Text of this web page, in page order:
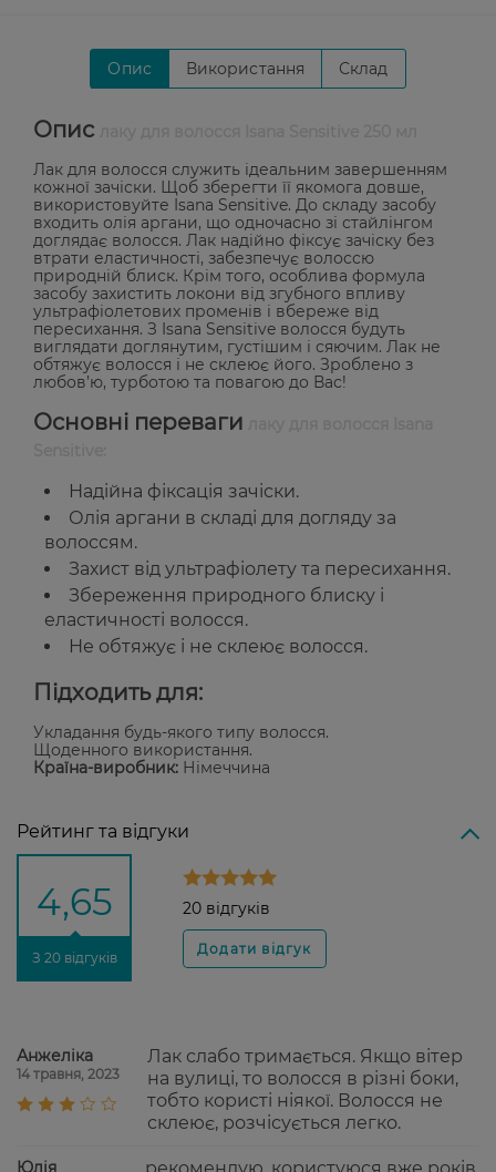
Опис Використання Склад
Опис
Лак для волосся служить ідеальним завершенням
кожної зачіски. Щоб зберегти її якомога довше,
використовуйте Isana Sensitive. До складу засобу
входить олія аргани, що одночасно зі стайлінгом
доглядає волосся. Лак надійно фіксує зачіску без
втрати еластичності, забезпечує волоссю
природній блиск. Крім того, особлива формула
засобу захистить локони від згубного впливу
ультрафіолетових променів і вбереже від
пересихання. З Isana Sensitive волосся будуть
виглядати доглянутим, густішим і сяючим. Лак не
обтяжує волосся і не склеює його. Зроблено з
любов’ю, турботою та повагою до Вас!
Основні переваги
Надійна фіксація зачіски.
Олія аргани в складі для догляду за
волоссям.
Захист від ультрафіолету та пересихання.
Збереження природного блиску і
еластичності волосся.
Не обтяжує і не склеює волосся.
Підходить для:
Укладання будь-якого типу волосся.
Щоденного використання.
Країна-виробник: Німеччина
Рейтинг та відгуки
4,65
З 20 відгуків
20 відгуків
Анжелiка
14 травня, 2023
Лак слабо тримається. Якщо вітер
на вулиці, то волосся в різні боки,
тобто користі ніякої. Волосся не
склеює, розчісується легко.
Юлія